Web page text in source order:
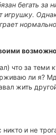
бегать за
игрушку.
что за теми
ли я?
жить
и не